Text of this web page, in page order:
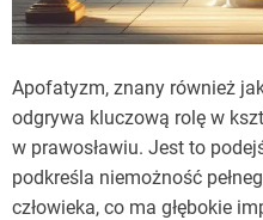
Apofatyzm, znany również
odgrywa kluczową rolę w
w prawosławiu. Jest to
podkreśla niemożność
człowieka, co ma głębokie